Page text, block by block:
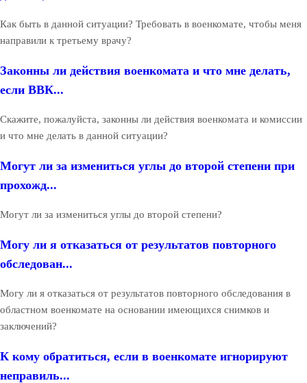
Как быть в данной ситуации? Требовать в военкомате, чтобы меня
направили к третьему врачу?
Законны ли действия военкомата и что мне делать,
если ВВК...
Скажите, пожалуйста, законны ли действия военкомата и комиссии
и что мне делать в данной ситуации?
Могут ли за измениться углы до второй степени при
прохожд...
Могут ли за измениться углы до второй степени?
Могу ли я отказаться от результатов повторного
обследован...
Могу ли я отказаться от результатов повторного обследования в
областном военкомате на основании имеющихся снимков и
заключений?
К кому обратиться, если в военкомате игнорируют
неправиль...